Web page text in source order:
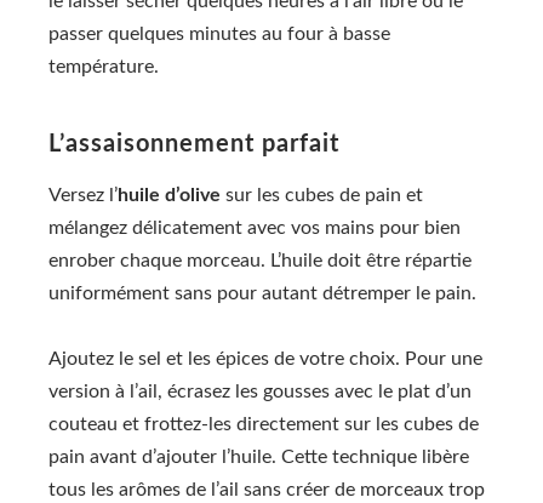
passer quelques minutes au four à basse
température.
L’assaisonnement parfait
Versez l’huile d’olive sur les cubes de pain et
mélangez délicatement avec vos mains pour bien
enrober chaque morceau. L’huile doit être répartie
uniformément sans pour autant détremper le pain.
Ajoutez le sel et les épices de votre choix. Pour une
version à l’ail, écrasez les gousses avec le plat d’un
couteau et frottez-les directement sur les cubes de
pain avant d’ajouter l’huile. Cette technique libère
tous les arômes de l’ail sans créer de morceaux trop